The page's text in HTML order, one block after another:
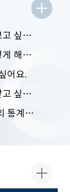
통계표에서 내가 원하는 자료만 추출해서 보고 싶어요.
내가 원하는 형태대로 통계표를 보려면 어떻게 해야 하나요?
어요.
통계자료를 내가 원하는 형태로 다운로드 받고 싶어요.
서로 다른 통계표를 조합해서 새로운 '나만의 통계표'를 만들고 싶어요.